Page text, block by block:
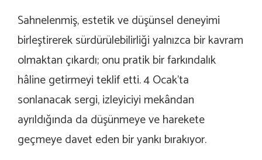
Sahnelenmiş, estetik ve düşünsel deneyimi
birleştirerek sürdürülebilirliği yalnızca bir kavram
olmaktan çıkardı; onu pratik bir farkındalık
hâline getirmeyi teklif etti. 4 Ocak’ta
sonlanacak sergi, izleyiciyi mekândan
ayrıldığında da düşünmeye ve harekete
geçmeye davet eden bir yankı bırakıyor.